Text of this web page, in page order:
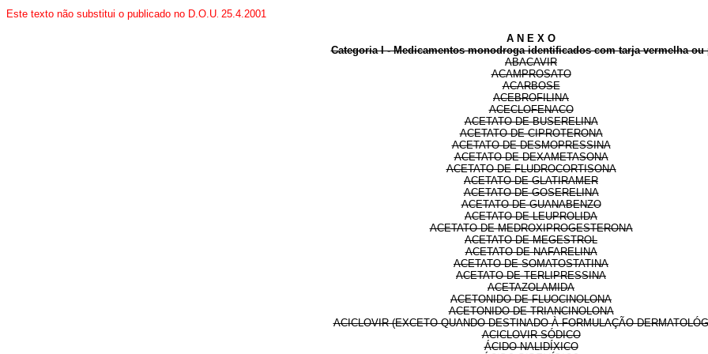
Este texto não substitui o publicado no D.O.U 25.4.2001
A N E X O
Categoria I - Medicamentos monodroga identificados com tarja vermelha ou
ABACAVIR
ACAMPROSATO
ACARBOSE
ACEBROFILINA
ACECLOFENACO
ACETATO DE BUSERELINA
ACETATO DE CIPROTERONA
ACETATO DE DESMOPRESSINA
ACETATO DE DEXAMETASONA
ACETATO DE FLUDROCORTISONA
ACETATO DE GLATIRAMER
ACETATO DE GOSERELINA
ACETATO DE GUANABENZO
ACETATO DE LEUPROLIDA
ACETATO DE MEDROXIPROGESTERONA
ACETATO DE MEGESTROL
ACETATO DE NAFARELINA
ACETATO DE SOMATOSTATINA
ACETATO DE TERLIPRESSINA
ACETAZOLAMIDA
ACETONIDO DE FLUOCINOLONA
ACETONIDO DE TRIANCINOLONA
ACICLOVIR (EXCETO QUANDO DESTINADO À FORMULAÇÃO
ACICLOVIR SÓDICO
ÁCIDO NALIDÍXICO